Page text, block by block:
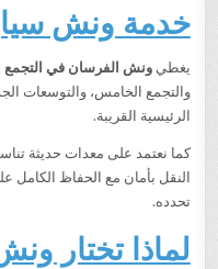
خدمة ونش
يغطيونش الفرسان في التجمع
والتجمع الخامس، والتوسعات
الرئيسية القريبة.
كما نعتمد على معدات حديثة
النقل بأمان مع الحفاظ
تحدده.
لماذا تختار